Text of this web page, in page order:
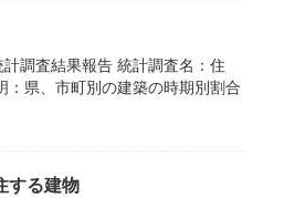
調査結果報告 統計調査名：住
：県、市町別の建築の時期別割合
する建物